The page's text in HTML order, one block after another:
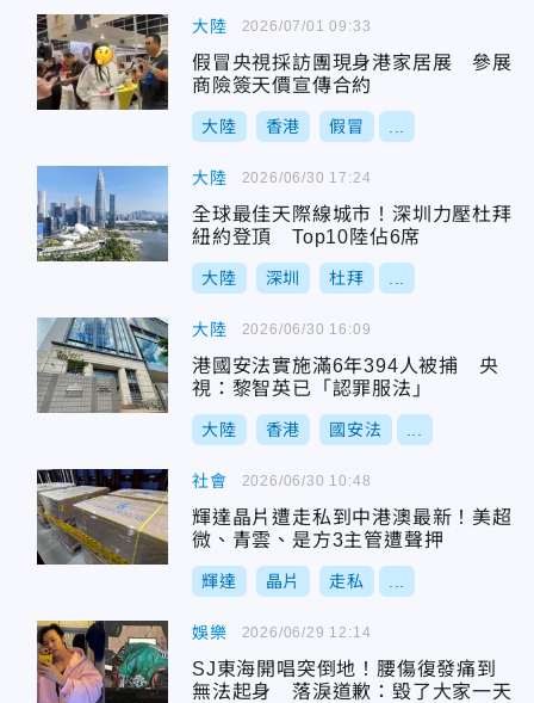
大陸
假冒央視採訪團現身港家居展 參展
商險簽天價宣傳合約
大陸 香港 假冒
2026/07/01 09:33
大陸
全球最佳天際線城市！深圳力壓杜拜
紐約登頂 Top10陸佔6席
大陸 深圳 杜拜
2026/06/30 17:24
大陸
港國安法實施滿6年394人被捕 央
視：黎智英已「認罪服法」
大陸 香港 國安法
2026/06/30 16:09
社會
輝達晶片遭走私到中港澳最新！美超
微、青雲、是方3主管遭聲押
輝達 晶片 走私
2026/06/30 10:48
娛樂
SJ東海開唱突倒地！腰傷復發痛到
無法起身 落淚道歉：毀了大家一天
2026/06/29 12:14